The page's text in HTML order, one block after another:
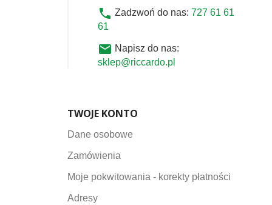
phone Zadzwoń do nas: 727 61 61
61
email Napisz do nas:
sklep@riccardo.pl
TWOJE KONTO
Dane osobowe
Zamówienia
Moje pokwitowania - korekty płatności
Adresy